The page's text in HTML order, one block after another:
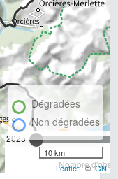
2025
Nombre
Dégradées
Non dégradées
10 km
Leaflet| ©IGN